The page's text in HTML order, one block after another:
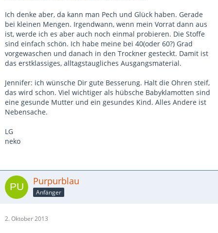
Ich denke aber, da kann man Pech und Glück haben. Gerade
bei kleinen Mengen. Irgendwann, wenn mein Vorrat dann aus
ist, werde ich es aber auch noch einmal probieren. Die Stoffe
sind einfach schön. Ich habe meine bei 40(oder 60?) Grad
vorgewaschen und danach in den Trockner gesteckt. Damit ist
das erstklassiges, alltagstaugliches Ausgangsmaterial.
Jennifer: ich wünsche Dir gute Besserung. Halt die Ohren steif,
das wird schon. Viel wichtiger als hübsche Babyklamotten sind
eine gesunde Mutter und ein gesundes Kind. Alles Andere ist
Nebensache.
LG
neko
Purpurblau
Anfänger
2. Oktober 2013